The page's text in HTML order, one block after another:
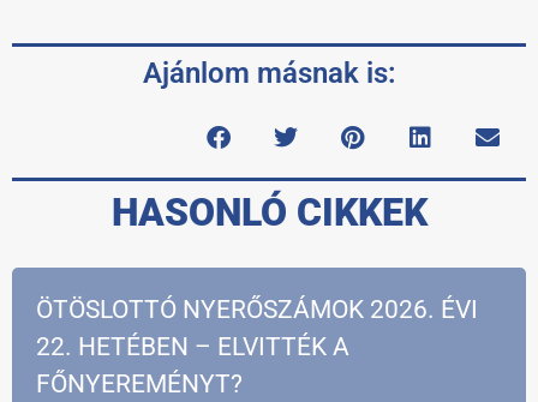
Ajánlom másnak is:
HASONLÓ CIKKEK
ÖTÖSLOTTÓ NYERŐSZÁMOK 2026. ÉVI
22. HETÉBEN – ELVITTÉK A
FŐNYEREMÉNYT?